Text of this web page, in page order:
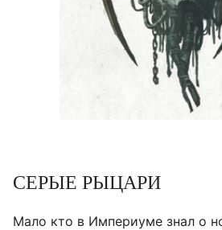
СЕРЫЕ РЫЦАРИ
Мало кто в Империуме знал о